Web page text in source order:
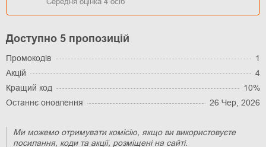
Доступно 5 пропозицій
Промокодів
1
Акцій
4
Кращий код
10%
Останнє оновлення
26 Чер, 2026
Ми можемо отримувати комісію, якщо ви використовуєте
посилання, коди та акції, розміщені на сайті.